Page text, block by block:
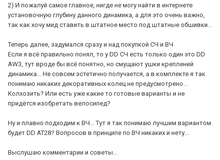
2) И пожалуй самое главное, нигде не могу найти в интернете
установочную глубину данного динамика, а для это очень важно,
так как хочу мид ставить в штатное место под штатные обшивки...
Теперь далее, задумался сразу и над покупкой СЧ и ВЧ
Если я всё правильно понял, то у DD СЧ есть только один это DD
AW3, тут вроде бы всё понятно, но смущают ушки креплений
динамика... Не совсем эстетично получается, а в комплекте я так
понимаю никаких декоративных колец не предусмотрено...
Колхозить? Или есть уже какие то готовые варианты и не
придётся изобретать велосипед?
Ну и плавно подходим к ВЧ... Тут я так понимаю лучшим вариантом
будет DD AT28? Вопросов в принципе по ВЧ никаких и нету...
Выслушаю комментарии и советы...